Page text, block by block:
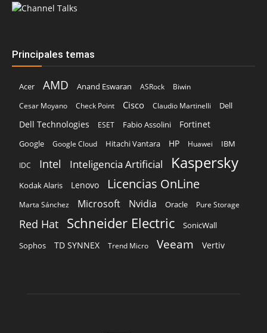
Principales temas
Acer AMD Anand Eswaran ASRock
Biwin
Cesar Moyano
Check Point Cisco Claudio Martinelli Dell
Dell Technologies ESET Fabio Assolini Fortinet
Google Google Cloud Hitachi Vantara HP Huawei IBM
IDC Intel Inteligencia Artificial Kaspersky
Kodak Alaris Lenovo Licencias OnLine
Marta Sánchez Microsoft Nvidia Oracle Pure Storage
Red Hat Schneider Electric SonicWall
Sophos TD SYNNEX Trend Micro Veeam Vertiv